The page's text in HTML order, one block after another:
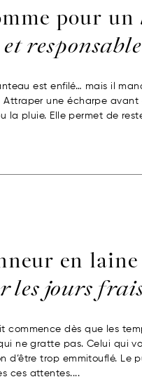
pour un
responsable
est enfilé… mais il
une écharpe avant
la pluie. Elle permet de
en
les jours
commence dès que les
ne gratte pas. Celui qui
d’être trop emmitouflé. Le
ces attentes....